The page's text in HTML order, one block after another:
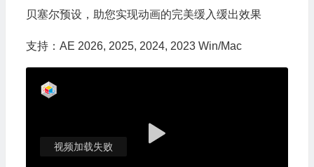
贝塞尔预设，助您实现动画的完美缓入缓出效果
支持：AE 2026, 2025, 2024, 2023 Win/Mac
视频加载失败